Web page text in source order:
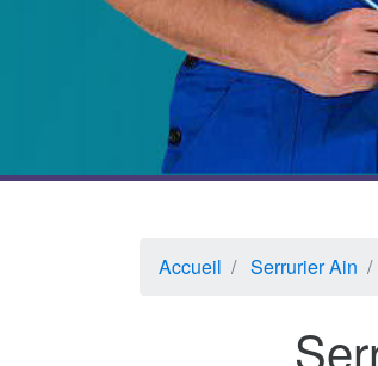
Accueil Serrurier Ain